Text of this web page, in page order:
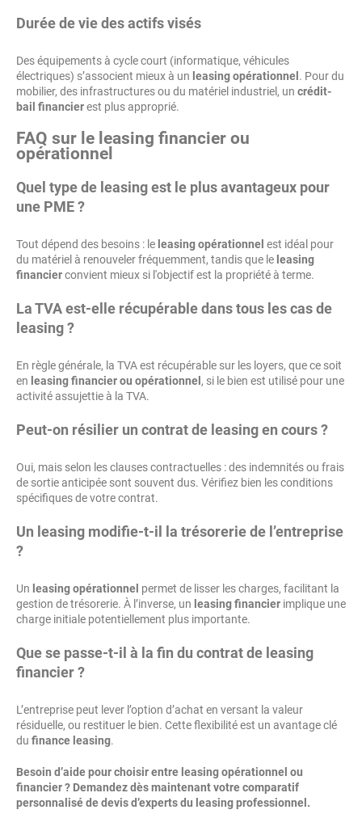
Durée de vie des actifs visés
Des équipements à cycle court (informatique, véhicules
électriques) s’associent mieux à un leasing opérationnel . Pour du
mobilier, des infrastructures ou du matériel industriel, un crédit-
bail financierest plus approprié.
FAQ sur le leasing financier ou
opérationnel
Quel type de leasing est le plus avantageux pour
une PME ?
Tout dépend des besoins : le leasing opérationnel est idéal pour
du matériel à renouveler fréquemment, tandis que le leasing
financierconvient mieux si l'objectif est la propriété à terme.
La TVA est-elle récupérable dans tous les cas de
leasing ?
En règle générale, la TVA est récupérable sur les loyers, que ce soit
en leasing financier ou opérationnel , si le bien est utilisé pour une
activité assujettie à la TVA.
Peut-on résilier un contrat de leasing en cours ?
Oui, mais selon les clauses contractuelles : des indemnités ou frais
de sortie anticipée sont souvent dus. Vérifiez bien les conditions
spécifiques de votre contrat.
Un leasing modifie-t-il la trésorerie de l’entreprise
?
Un leasing opérationnel permet de lisser les charges, facilitant la
gestion de trésorerie. À l’inverse, un leasing financier implique une
charge initiale potentiellement plus importante.
Que se passe-t-il à la fin du contrat de leasing
financier ?
L’entreprise peut lever l’option d’achat en versant la valeur
résiduelle, ou restituer le bien. Cette flexibilité est un avantage clé
du finance leasing.
Besoin d’aide pour choisir entre leasing opérationnel ou
financier ? Demandez dès maintenant votre comparatif
personnalisé de devis d’experts du leasing professionnel.